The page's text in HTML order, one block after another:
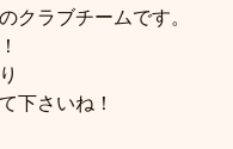
クラブチームです。
下さいね！